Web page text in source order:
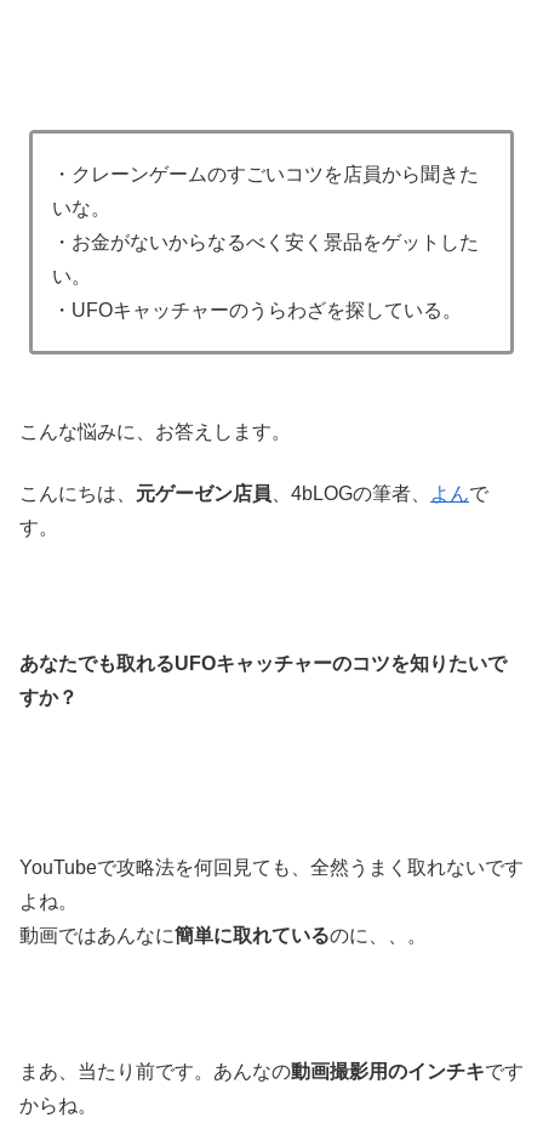
・クレーンゲームのすごいコツを店員から聞きた
いな。
・お金がないからなるべく安く景品をゲットした
い。
・UFOキャッチャーのうらわざを探している。
こんな悩みに、お答えします。
こんにちは、 元ゲーゼン店員 、4bLOGの筆者、 よんで
す。
あなたでも取れるUFOキャッチャーのコツを知りたいで
すか？
YouTubeで攻略法を何回見ても、全然うまく取れないです
よね。
動画ではあんなに簡単に取れているのに、、。
まあ、当たり前です。あんなの動画撮影用のインチキです
からね。